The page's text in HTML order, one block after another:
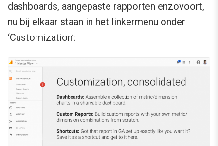
dashboards, aangepaste rapporten enzovoort,
nu bij elkaar staan in het linkermenu onder
‘Customization’: